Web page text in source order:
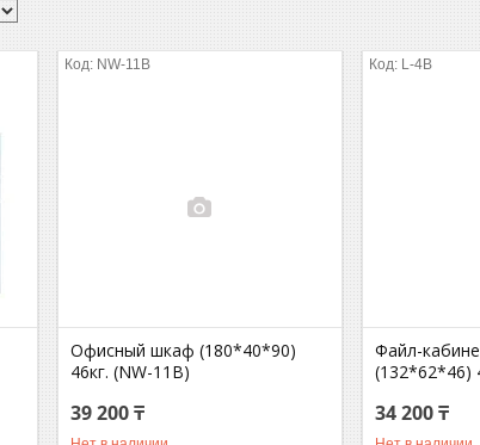
NW-11B
Офисный шкаф (180*40*90)
46кг. (NW-11B)
39 200 ₸
L-4B
Файл-
(132*62*46)
34 200 ₸